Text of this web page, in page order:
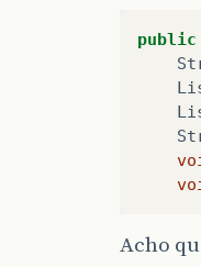
public
Acho